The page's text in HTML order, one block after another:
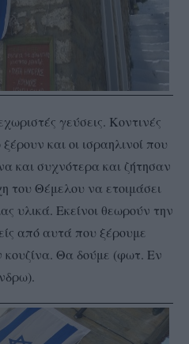
γεύσεις. Κοντινές
και οι ισραηλινοί που
και συχνότερα και ζήτησαν
του Θέμελου να ετοιμάσει
υλικά. Εκείνοι θεωρούν την
από αυτά που ξέρουμε
κουζίνα. Θα δούμε (φωτ. Εν